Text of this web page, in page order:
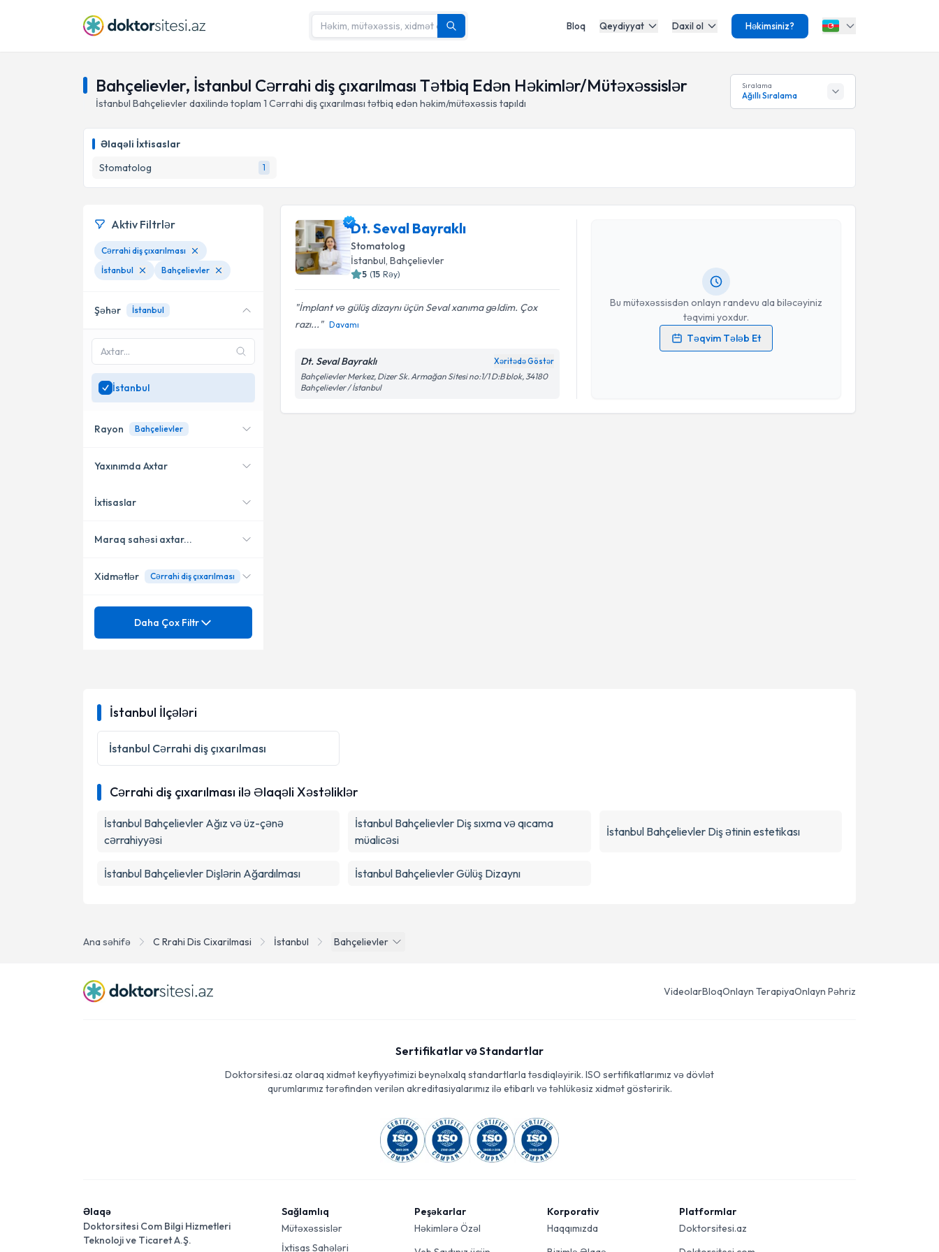
Bloq Qeydiyyat Daxil ol Həkimsiniz?
Bahçelievler, İstanbul Cərrahi diş çıxarılması Tətbiq Edən Həkimlər/Mütəxəssislər
İstanbul Bahçelievler daxilində toplam 1 Cərrahi diş çıxarılması tətbiq edən həkim/mütəxəssis tapıldı
Sıralama
Ağıllı Sıralama
Əlaqəli İxtisaslar
Stomatolog
1
Dt. Seval Bayraklı
Stomatolog
İstanbul, Bahçelievler
5 (15 Rəy)
İmplant və gülüş dizaynı üçün Seval xanıma gəldim. Çox
razı...
Davamı
Dt. Seval Bayraklı Xəritədə Göstər
Bahçelievler Merkez, Dizer Sk. Armağan Sitesi no:1/1 D:B blok, 34180
Bahçelievler / İstanbul
Bu mütəxəssisdən onlayn randevu ala biləcəyiniz
təqvimi yoxdur.
Təqvim Tələb Et
Şəxsi məlumatlarımın emal edilməsinə dair
Aktiv Filtrlər
Cərrahi diş çıxarılması
İstanbul
Bahçelievler
Şəhər İstanbul
İstanbul
Rayon Bahçelievler
Bahçelievler
Yaxınımda Axtar
Yerləşməmə yaxın
İxtisaslar
Stomatolog
Maraq sahəsi axtar...
Ağız və üz-çənə cərrahiyyəsi
Dişlərin Ağardılması
Gülüş Dizaynı
Lamina Tətbiqləri
Periodontologiya (Diş əti
Vinir dişlər
Xidmətlər Cərrahi diş çıxarılması
Cərrahi implant
Dişlərin ağardılması
İmplantologiya
Ortodontiya
Məzuniyyət
Fakültesi
Dt.
Daha Çox Filtr
Ana səhifə C Rrahi Dis Cixarilmasi İstanbul Bahçelievler
İstanbul İlçələri
İstanbul Cərrahi diş çıxarılması
Cərrahi diş çıxarılması ilə Əlaqəli Xəstəliklər
İstanbul Bahçelievler Ağız və üz-çənə
cərrahiyyəsi
İstanbul Bahçelievler Diş sıxma və qıcama
müalicəsi
İstanbul Bahçelievler Diş ətinin estetikası
İstanbul Bahçelievler Dişlərin Ağardılması İstanbul Bahçelievler Gülüş Dizaynı
VideolarBloqOnlayn TerapiyaOnlayn Pəhriz
Sertifikatlar və Standartlar
Doktorsitesi.az olaraq xidmət keyfiyyətimizi beynəlxalq standartlarla təsdiqləyirik. ISO sertifikatlarımız və dövlət
qurumlarımız tərəfindən verilən akreditasiyalarımız ilə etibarlı və təhlükəsiz xidmət göstəririk.
Əlaqə
Doktorsitesi Com Bilgi Hizmetleri
Teknoloji ve Ticaret A.Ş.
Sağlamlıq
Mütəxəssislər
İxtisas Sahələri
Peşəkarlar
Həkimlərə Özəl
Korporativ
Haqqımızda
Platformlar
Doktorsitesi.az